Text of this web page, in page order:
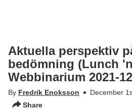
Aktuella perspektiv
bedömning (Lunch
Webbinarium 2021-
By Fredrik Enoksson December
Share